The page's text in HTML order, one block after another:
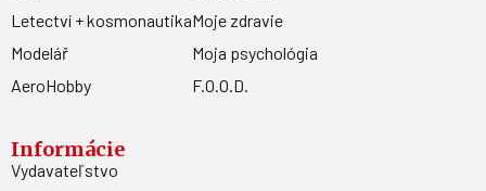
Letectví + kosmonautika
Modelář
AeroHobby
Moje zdravie
Moja psychológia
F.O.O.D.
Informácie
Vydavateľstvo